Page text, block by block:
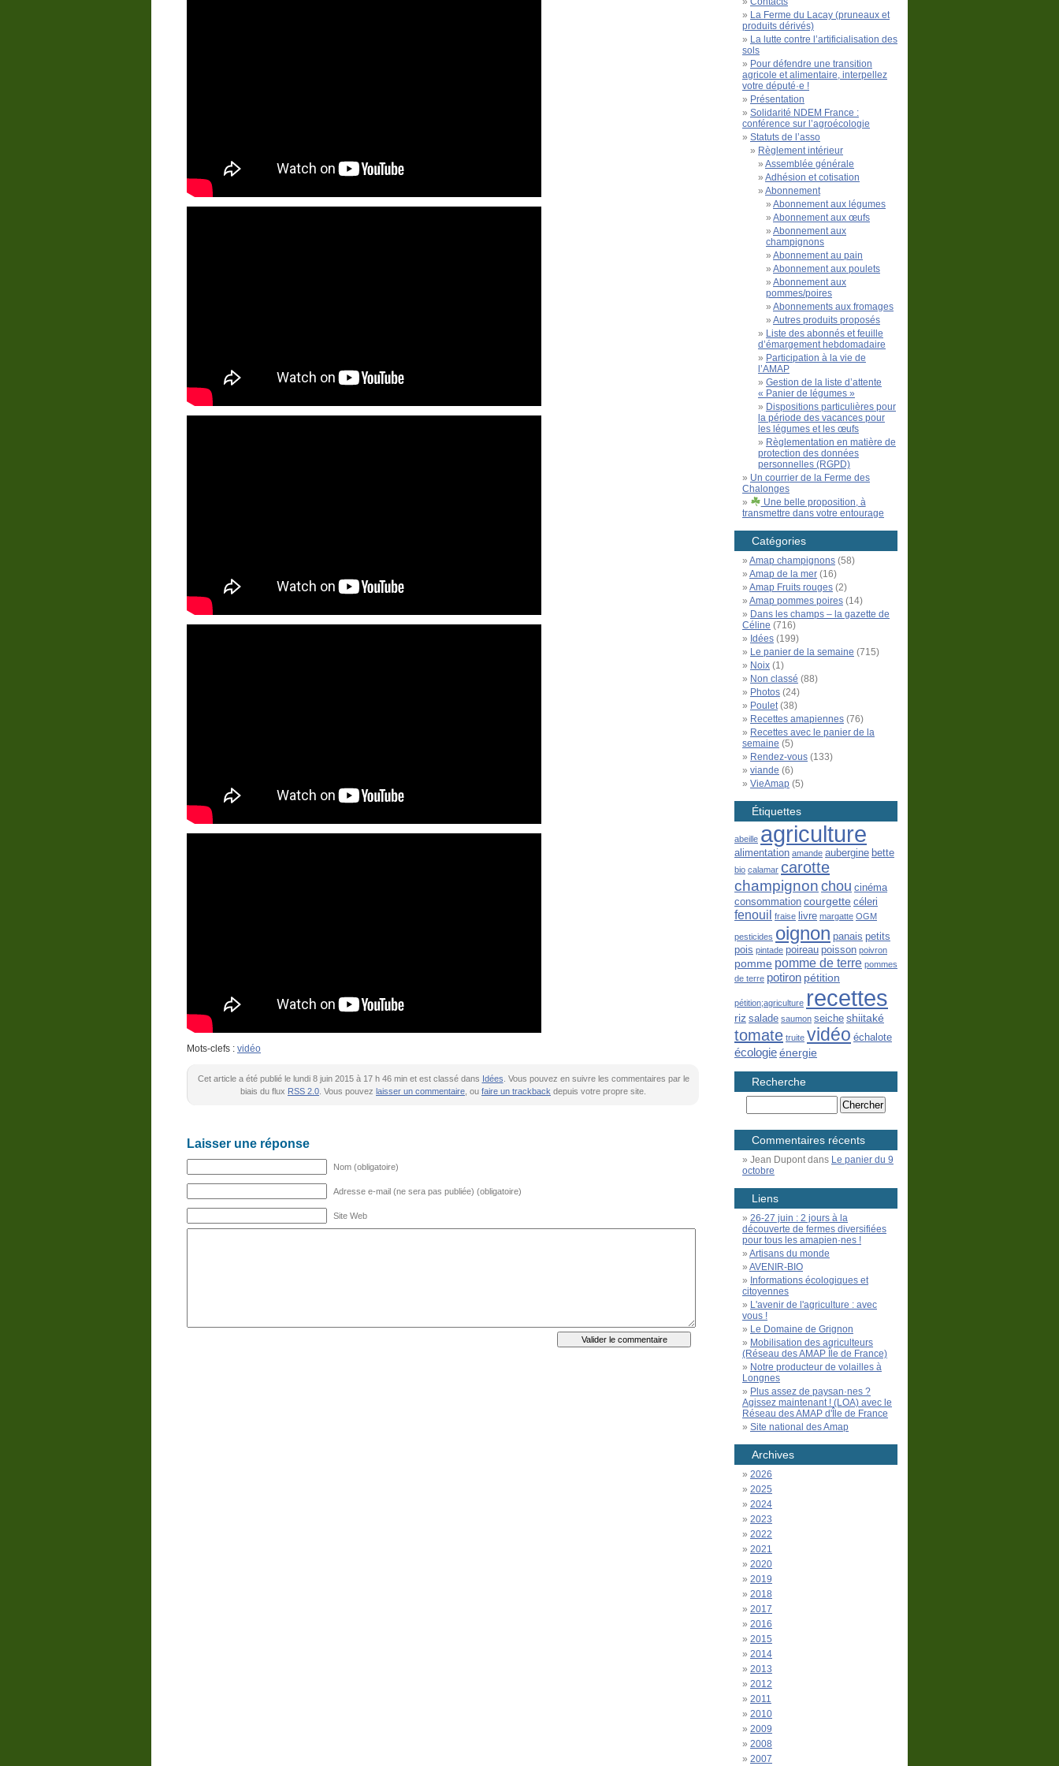
Mots-clefs : vidéo
Cet article a été publié le lundi 8 juin 2015 à 17 h 46 min et est classé dans Idées . Vous pouvez en suivre les commentaires par le
biais du flux RSS 2.0 . Vous pouvez laisser un commentaire , ou faire un trackback depuis votre propre site.
Laisser une réponse
Nom (obligatoire)
Adresse e-mail (ne sera pas publiée) (obligatoire)
Site Web
La Ferme du Lacay (pruneaux et
produits dérivés)
La lutte contre l’artificialisation des
sols
Pour défendre une transition
agricole et alimentaire, interpellez
votre député·e !
Présentation
Solidarité NDEM France :
conférence sur l’agroécologie
Statuts de l’asso
Règlement intérieur
Assemblée générale
Adhésion et cotisation
Abonnement
Abonnement aux légumes
Abonnement aux œufs
Abonnement aux
champignons
Abonnement au pain
Abonnement aux poulets
Abonnement aux
pommes/poires
Abonnements aux fromages
Autres produits proposés
Liste des abonnés et feuille
d’émargement hebdomadaire
Participation à la vie de
l’AMAP
Gestion de la liste d’attente
« Panier de légumes »
Dispositions particulières pour
la période des vacances pour
les légumes et les œufs
Règlementation en matière de
protection des données
personnelles (RGPD)
Un courrier de la Ferme des
Chalonges
Une belle proposition, à
transmettre dans votre entourage
Catégories
Amap champignons (58)
Amap de la mer (16)
Amap Fruits rouges (2)
Amap pommes poires (14)
Dans les champs – la gazette de
Céline (716)
Idées (199)
Le panier de la semaine (715)
Noix (1)
Non classé (88)
Photos (24)
Poulet(38)
Recettes amapiennes (76)
Recettes avec le panier de la
semaine (5)
Rendez-vous (133)
viande (6)
VieAmap (5)
Étiquettes
abeille agriculture
alimentation amande aubergine bette
bio calamar carotte
champignon chou cinéma
consommation courgette céleri
fenouil fraise livre margatte OGM
pesticides oignon panais petits
pois pintade poireau poisson poivron
pomme pomme de terre pommes
de terre potiron pétition
pétition;agriculture recettes
riz salade saumon seiche shiitaké
tomate truite vidéo échalote
écologieénergie
Recherche
Commentaires récents
Jean Dupontdans Le panier du 9
octobre
Liens
26-27 juin : 2 jours à la
découverte de fermes diversifiées
pour tous les amapien·nes !
Artisans du monde
AVENIR-BIO
Informations écologiques et
citoyennes
L'avenir de l'agriculture : avec
vous !
Le Domaine de Grignon
Mobilisation des agriculteurs
(Réseau des AMAP Île de France)
Notre producteur de volailles à
Longnes
Plus assez de paysan·nes ?
Agissez maintenant ! (LOA) avec le
Réseau des AMAP d'Île de France
Site national des Amap
Archives
2026
2025
2024
2023
2022
2021
2020
2019
2018
2017
2016
2015
2014
2013
2012
2011
2010
2009
2008
2007